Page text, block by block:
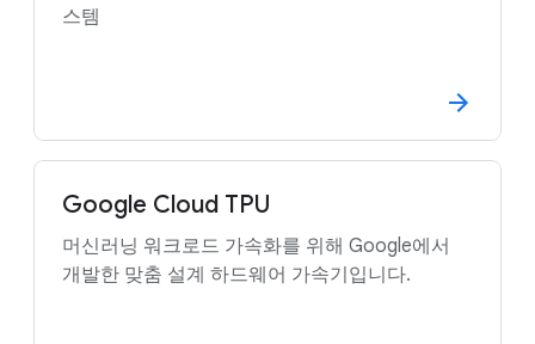
스템
Google Cloud TPU
머신러닝 워크로드 가속화를 위해 Google에서
개발한 맞춤 설계 하드웨어 가속기입니다.